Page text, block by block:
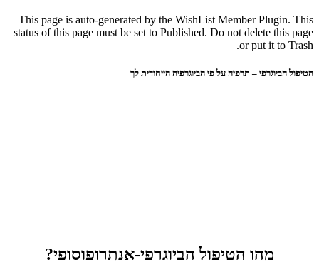
This page is auto-generated by the WishList Member Plugin. This
status of this page must be set to Published. Do not delete this page
or put it to Trash.
הטיפול הביוגרפי – תרפיה על פי הביוגרפיה הייחודית לך
מהו הטיפול הביוגרפי-אנתרופוסופי?